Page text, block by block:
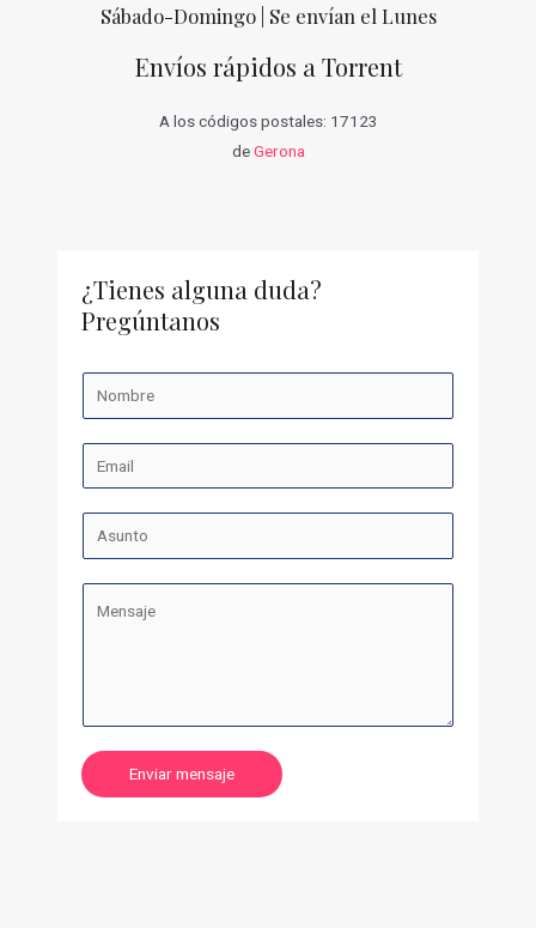
Sábado-Domingo | Se envían el Lunes
Envíos rápidos a Torrent
A los códigos postales: 17123
deGerona
¿Tienes alguna duda?
Pregúntanos
Enviar mensaje